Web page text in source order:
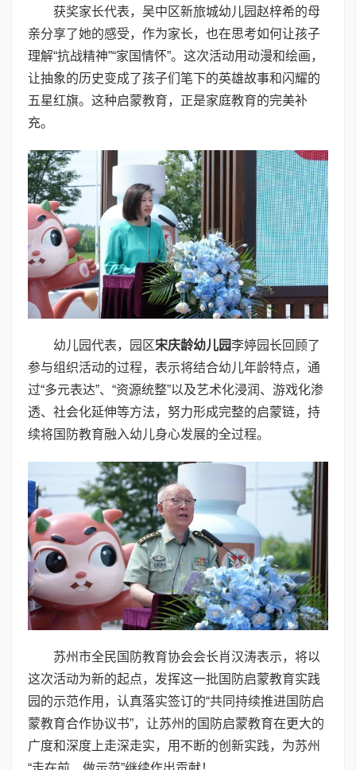
获奖家长代表，吴中区新旅城幼儿园赵梓希的母
亲分享了她的感受，作为家长，也在思考如何让孩子
理解“抗战精神”“家国情怀”。这次活动用动漫和绘画，
让抽象的历史变成了孩子们笔下的英雄故事和闪耀的
五星红旗。这种启蒙教育，正是家庭教育的完美补
充。
幼儿园代表，园区宋庆龄幼儿园李婷园长回顾了
参与组织活动的过程，表示将结合幼儿年龄特点，通
过“多元表达”、“资源统整”以及艺术化浸润、游戏化渗
透、社会化延伸等方法，努力形成完整的启蒙链，持
续将国防教育融入幼儿身心发展的全过程。
苏州市全民国防教育协会会长肖汉涛表示，将以
这次活动为新的起点，发挥这一批国防启蒙教育实践
园的示范作用，认真落实签订的“共同持续推进国防启
蒙教育合作协议书”，让苏州的国防启蒙教育在更大的
广度和深度上走深走实，用不断的创新实践，为苏州